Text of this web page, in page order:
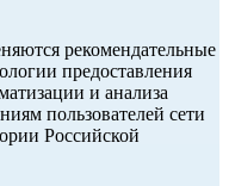
рекомендательные
предоставления
и анализа
пользователей сети
Российской